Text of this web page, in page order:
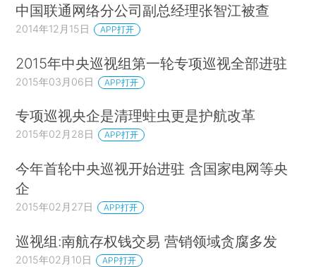
中国联通网络分公司副总经理张智江被查
2014年12月15日 APP打开
2015年中央巡视组第一轮专项巡视全部进驻
2015年03月06日 APP打开
专项巡视央企是清理蛀虫更是护航改革
2015年02月28日 APP打开
今年首轮中央巡视开始进驻 含国家电网等央
企
2015年02月27日 APP打开
巡视组:南航存权钱交易 营销领域贪腐多发
2015年02月10日 APP打开